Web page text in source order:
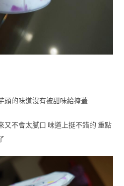
頭的味道沒有被甜味給掩蓋
又不會太膩口 味道上挺不錯的 重點